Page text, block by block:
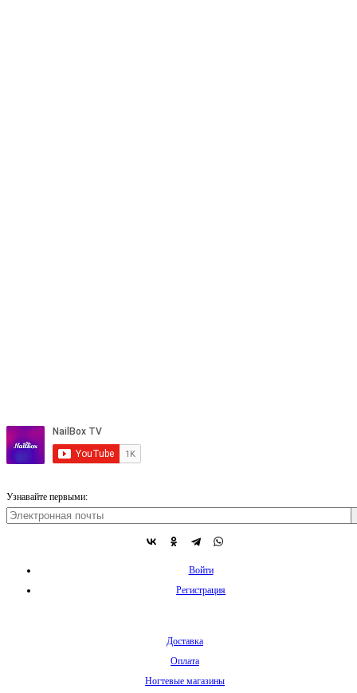
Узнавайте первыми:
Войти
Регистрация
Доставка
Оплата
Ногтевые магазины